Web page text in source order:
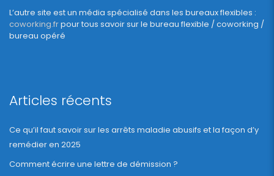
L’autre site est un média spécialisé dans les bureaux flexibles :
coworking.frpour tous savoir sur le bureau flexible / coworking /
bureau opéré
Articles récents
Ce qu’il faut savoir sur les arrêts maladie abusifs et la façon d’y
remédier en 2025
Comment écrire une lettre de démission ?